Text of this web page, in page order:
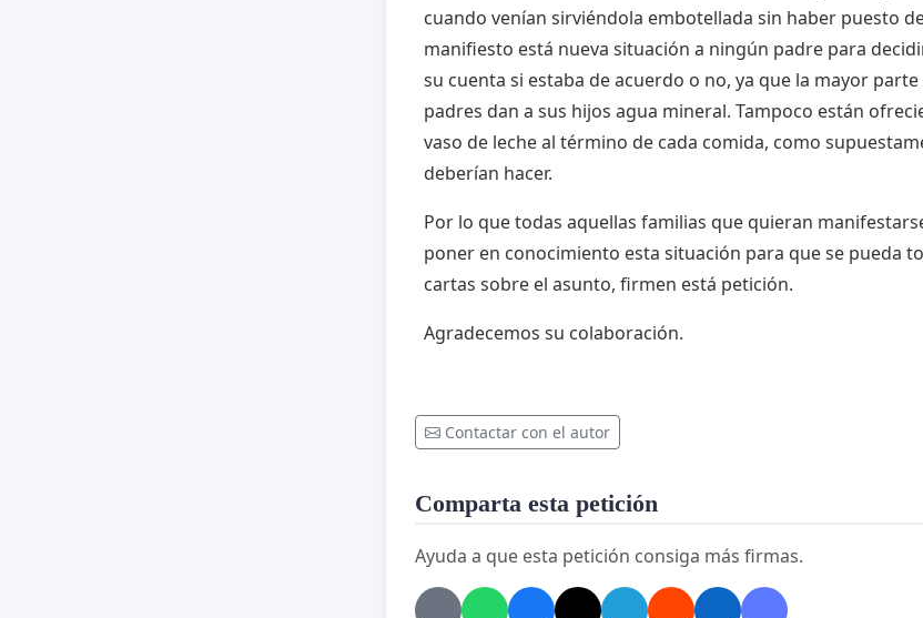
cuando venían sirviéndola embotellada sin haber puesto
manifiesto está nueva situación a ningún padre para
su cuenta si estaba de acuerdo o no, ya que la mayor parte
padres dan a sus hijos agua mineral. Tampoco están
vaso de leche al término de cada comida, como
deberían hacer.
Por lo que todas aquellas familias que quieran
poner en conocimiento esta situación para que se pueda
cartas sobre el asunto, firmen está petición.
Agradecemos su colaboración.
Contactar con el autor
Comparta esta petición
Ayuda a que esta petición consiga más firmas.